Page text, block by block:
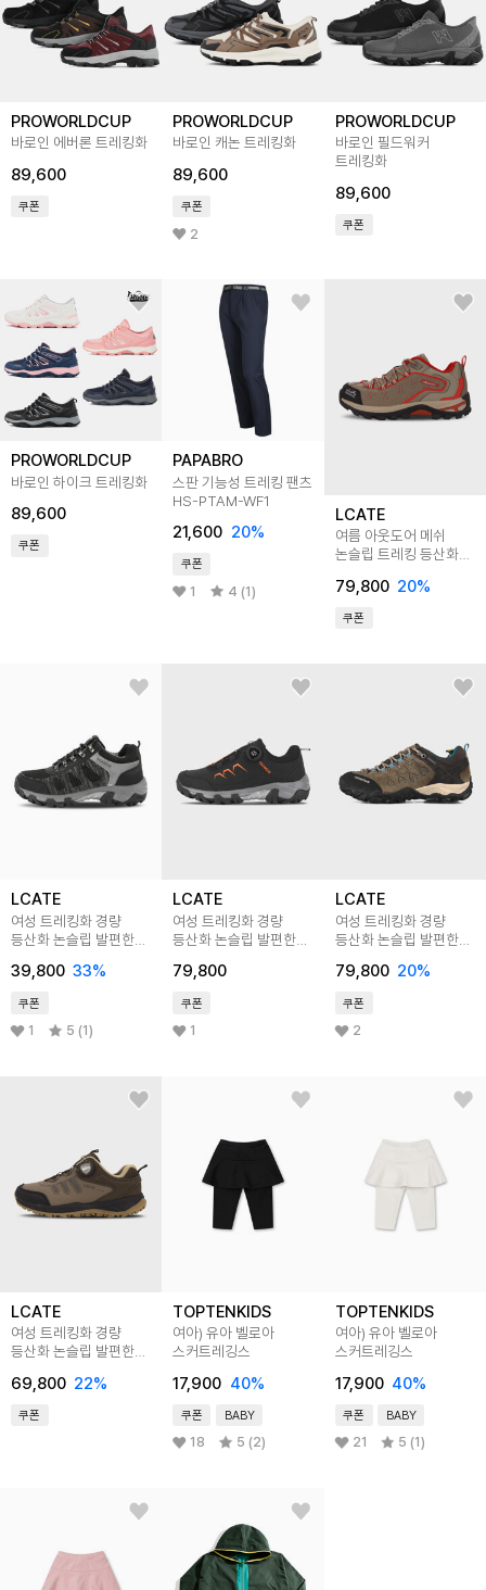
PROWORLDCUP
바로인 에버론 트레킹화
89,600
쿠폰
PROWORLDCUP
바로인 캐논 트레킹화
89,600
쿠폰
2
PROWORLDCUP
바로인 필드워커
트레킹화
89,600
쿠폰
PROWORLDCUP
바로인 하이크 트레킹화
89,600
쿠폰
PAPABRO
스판 기능성 트레킹 팬츠
HS-PTAM-WF1
21,600 20%
쿠폰
1 4 (1)
LCATE
여름 아웃도어 메쉬
논슬립 트레킹 등산화
79,800 20%
쿠폰
LCATE
여성 트레킹화 경량
등산화 논슬립 발편한
39,800 33%
쿠폰
1 5 (1)
LCATE
여성 트레킹화 경량
등산화 논슬립 발편한
79,800
쿠폰
1
LCATE
여성 트레킹화 경량
등산화 논슬립 발편한
79,800 20%
쿠폰
2
LCATE
여성 트레킹화 경량
등산화 논슬립 발편한
69,800 22%
쿠폰
TOPTENKIDS
여아) 유아 벨로아
스커트레깅스
17,900 40%
쿠폰 BABY
18 5 (2)
TOPTENKIDS
여아) 유아 벨로아
스커트레깅스
17,900 40%
쿠폰 BABY
21 5 (1)